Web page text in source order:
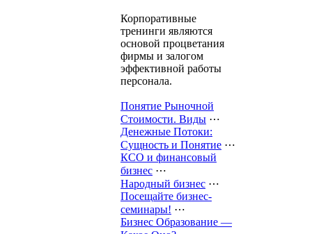
Корпоративные
тренинги являются
основой процветания
фирмы и залогом
эффективной работы
персонала.
Понятие Рыночной
Стоимости. Виды ⋯
Денежные Потоки:
Сущность и Понятие ⋯
КСО и финансовый
бизнес ⋯
Народный бизнес ⋯
Посещайте бизнес-
семинары! ⋯
Бизнес Образование —